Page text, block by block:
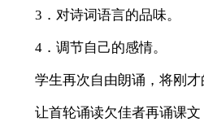
3．对诗词语言的品味。
4．调节自己的感情。
学生再次自由朗诵，将刚才
让首轮诵读欠佳者再诵课文